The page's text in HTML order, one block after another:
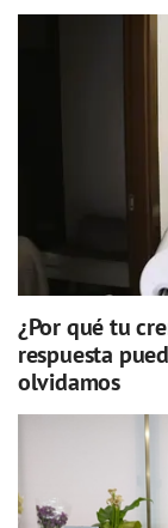
¿Por qué tu
respuesta
olvidamos